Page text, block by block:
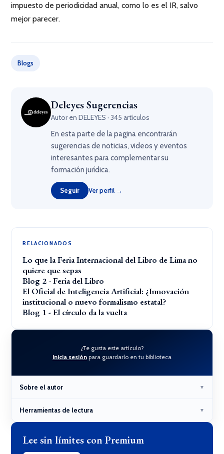
impuesto de periodicidad anual, como lo es el IR, salvo
mejor parecer.
Blogs
Deleyes Sugerencias
Autor en DELEYES · 345 artículos
En esta parte de la pagina encontrarán
sugerencias de noticias, videos y eventos
interesantes para complementar su
formación jurídica.
Seguir Ver perfil →
RELACIONADOS
Lo que la Feria Internacional del Libro de Lima no
quiere que sepas
Blog 2 - Feria del Libro
El Oficial de Inteligencia Artificial: ¿Innovación
institucional o nuevo formalismo estatal?
Blog 1 - El círculo da la vuelta
¿Te gusta este artículo?
Inicia sesión para guardarlo en tu biblioteca
Sobre el autor ▼
Herramientas de lectura ▼
Lee sin límites con Premium